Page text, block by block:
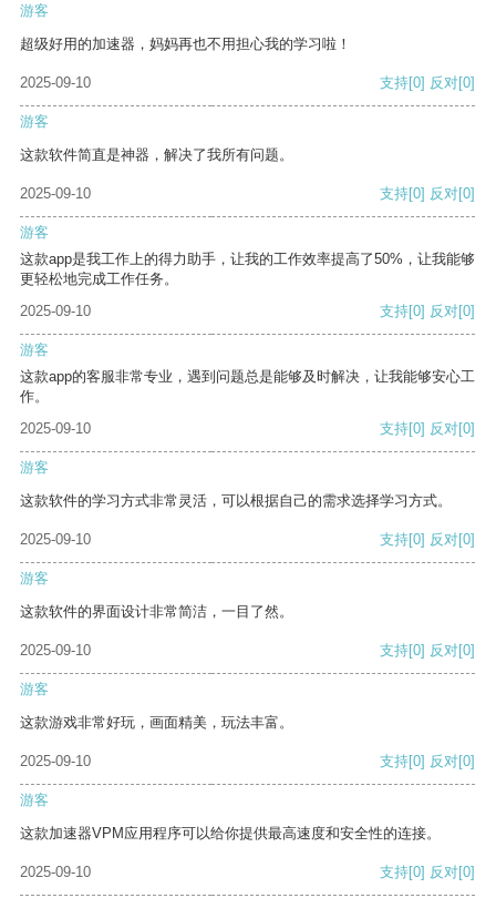
游客
超级好用的加速器，妈妈再也不用担心我的学习啦！
2025-09-10 支持[0] 反对[0]
游客
这款软件简直是神器，解决了我所有问题。
2025-09-10 支持[0] 反对[0]
游客
这款app是我工作上的得力助手，让我的工作效率提高了50%，让我能够
更轻松地完成工作任务。
2025-09-10
支持[0] 反对[0]
游客
这款app的客服非常专业，遇到问题总是能够及时解决，让我能够安心工
作。
2025-09-10
支持[0] 反对[0]
游客
这款软件的学习方式非常灵活，可以根据自己的需求选择学习方式。
2025-09-10 支持[0] 反对[0]
游客
这款软件的界面设计非常简洁，一目了然。
2025-09-10 支持[0] 反对[0]
游客
这款游戏非常好玩，画面精美，玩法丰富。
2025-09-10 支持[0] 反对[0]
游客
这款加速器VPM应用程序可以给你提供最高速度和安全性的连接。
2025-09-10 支持[0] 反对[0]